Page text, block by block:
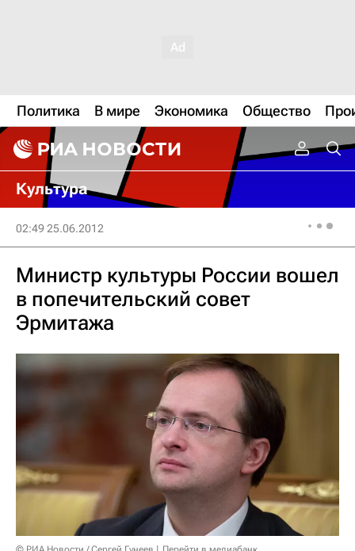
Политика В мире Экономика Общество
Культура
02:49 25.06.2012
Министр культуры России вошел
в попечительский совет
Эрмитажа